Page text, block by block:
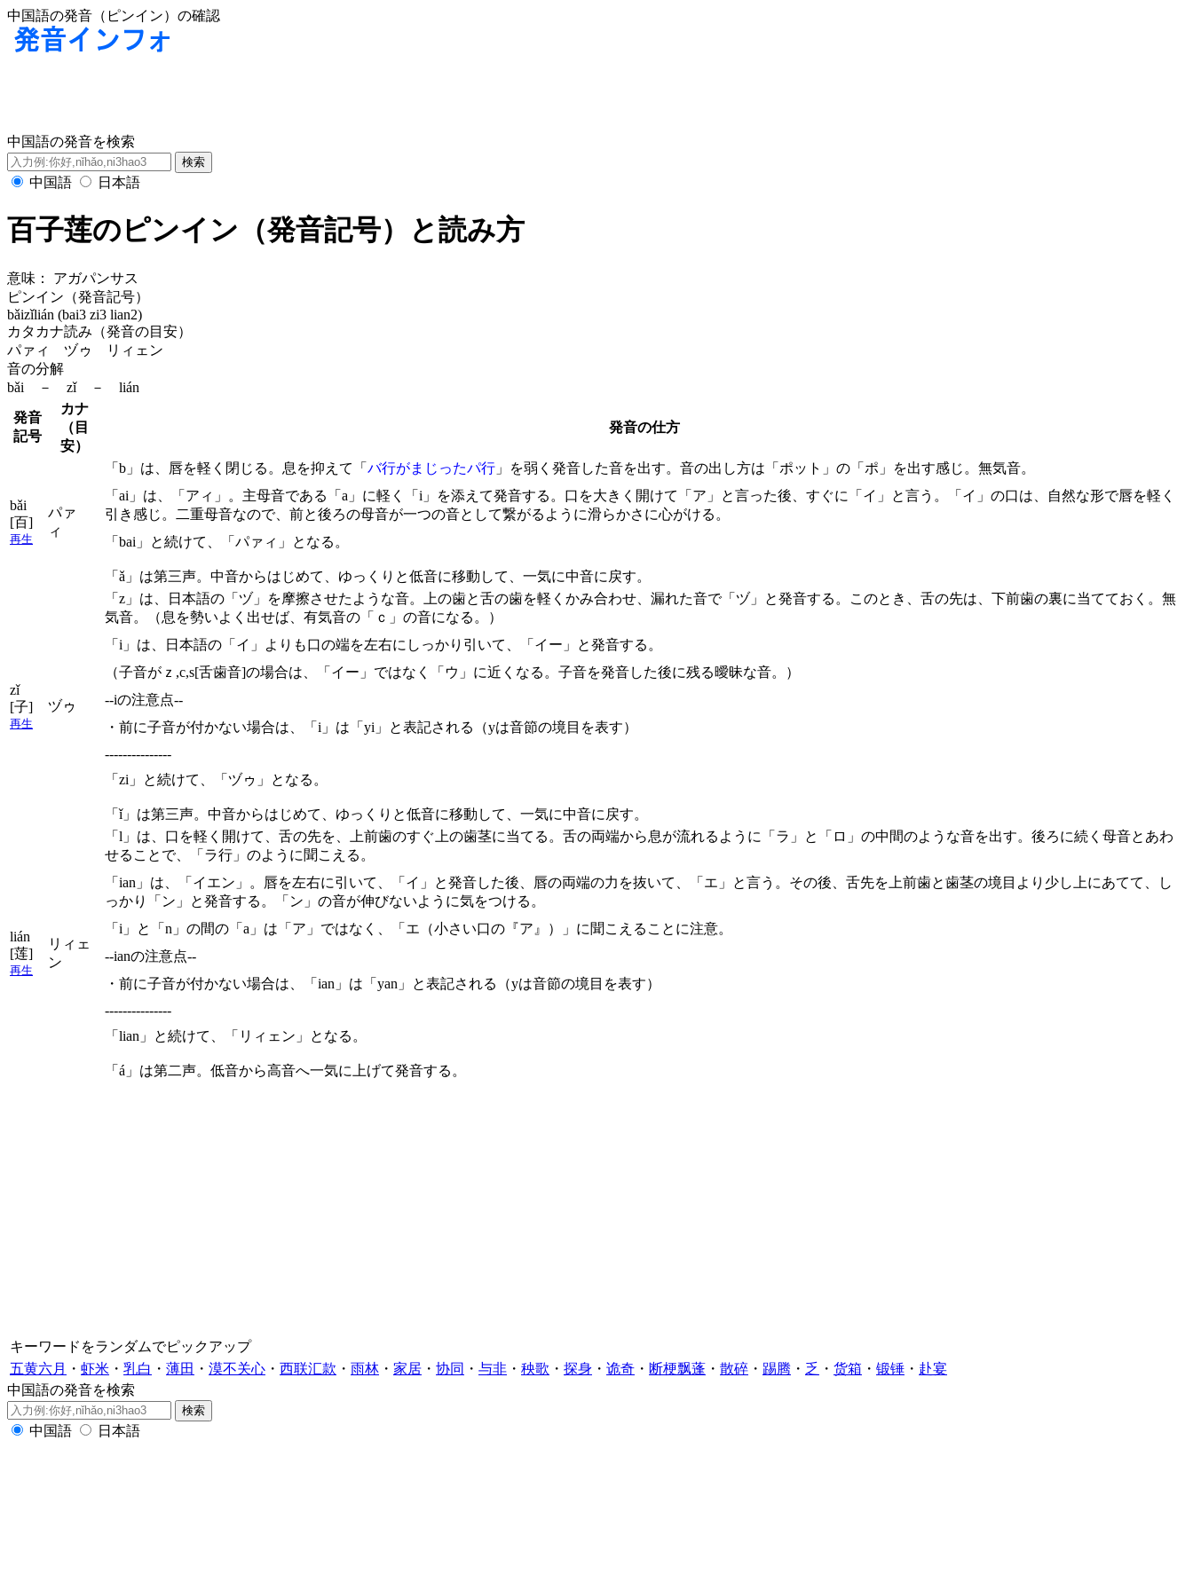
中国語の発音（ピンイン）の確認
中国語の発音を検索
中国語 日本語
百子莲のピンイン（発音記号）と読み方
意味：
アガパンサス
ピンイン（発音記号）
bǎizǐlián (bai3 zi3 lian2)
カタカナ読み（発音の目安）
パァィ ヅゥ リィェン
音の分解
bǎi － zǐ － lián
発音
記号
カナ
（目
安）
発音の仕方
bǎi
[百]
再生
パァ
ィ
「b」は、唇を軽く閉じる。息を抑えて「 バ行がまじったパ行 」を弱く発音した音を出す。音の出し方は「ポット」の「ポ」を出す感じ。無気音。
「ai」は、「アィ」。主母音である「a」に軽く「i」を添えて発音する。口を大きく開けて「ア」と言った後、すぐに「イ」と言う。「イ」の口は、自然な形で唇を軽く
引き感じ。二重母音なので、前と後ろの母音が一つの音として繋がるように滑らかさに心がける。
「bai」と続けて、「パァィ」となる。
「ǎ」は第三声。中音からはじめて、ゆっくりと低音に移動して、一気に中音に戻す。
zǐ
[子]
再生
ヅゥ
「z」は、日本語の「ヅ」を摩擦させたような音。上の歯と舌の歯を軽くかみ合わせ、漏れた音で「ヅ」と発音する。このとき、舌の先は、下前歯の裏に当てておく。無
気音。（息を勢いよく出せば、有気音の「ｃ」の音になる。）
「i」は、日本語の「イ」よりも口の端を左右にしっかり引いて、「イー」と発音する。
（子音がｚ,c,s[舌歯音]の場合は、「イー」ではなく「ウ」に近くなる。子音を発音した後に残る曖昧な音。）
--iの注意点--
・前に子音が付かない場合は、「i」は「yi」と表記される（yは音節の境目を表す）
---------------
「zi」と続けて、「ヅゥ」となる。
「ǐ」は第三声。中音からはじめて、ゆっくりと低音に移動して、一気に中音に戻す。
lián
[莲]
再生
リィェ
ン
「l」は、口を軽く開けて、舌の先を、上前歯のすぐ上の歯茎に当てる。舌の両端から息が流れるように「ラ」と「ロ」の中間のような音を出す。後ろに続く母音とあわ
せることで、「ラ行」のように聞こえる。
「ian」は、「イエン」。唇を左右に引いて、「イ」と発音した後、唇の両端の力を抜いて、「エ」と言う。その後、舌先を上前歯と歯茎の境目より少し上にあてて、し
っかり「ン」と発音する。「ン」の音が伸びないように気をつける。
「i」と「n」の間の「a」は「ア」ではなく、「エ（小さい口の『ア』）」に聞こえることに注意。
--ianの注意点--
・前に子音が付かない場合は、「ian」は「yan」と表記される（yは音節の境目を表す）
---------------
「lian」と続けて、「リィェン」となる。
「á」は第二声。低音から高音へ一気に上げて発音する。
キーワードをランダムでピックアップ
五黄六月
・ 虾米 ・ 乳白 ・ 薄田 ・ 漠不关心 ・ 西联汇款 ・ 雨林 ・ 家居 ・ 协同 ・ 与非 ・ 秧歌 ・ 探身 ・ 诡奇 ・ 断梗飘蓬 ・ 散碎 ・ 踢腾 ・ 乏 ・ 货箱 ・ 锻锤 ・ 赴宴
中国語の発音を検索
中国語 日本語